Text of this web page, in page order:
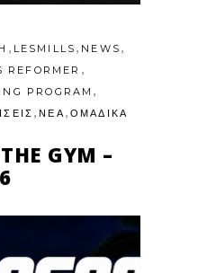
, LESMILLS , NEWS ,
REFORMER ,
PROGRAM ,
,ΝΕΑ , ΟΜΑΔΙΚΑ
GYM –